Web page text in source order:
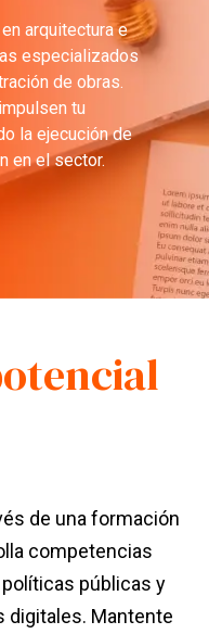
arquitectura e
especializados
de obras.
tu
la ejecución de
en el sector.
de una formación
competencias
públicas y
digitales. Mantente